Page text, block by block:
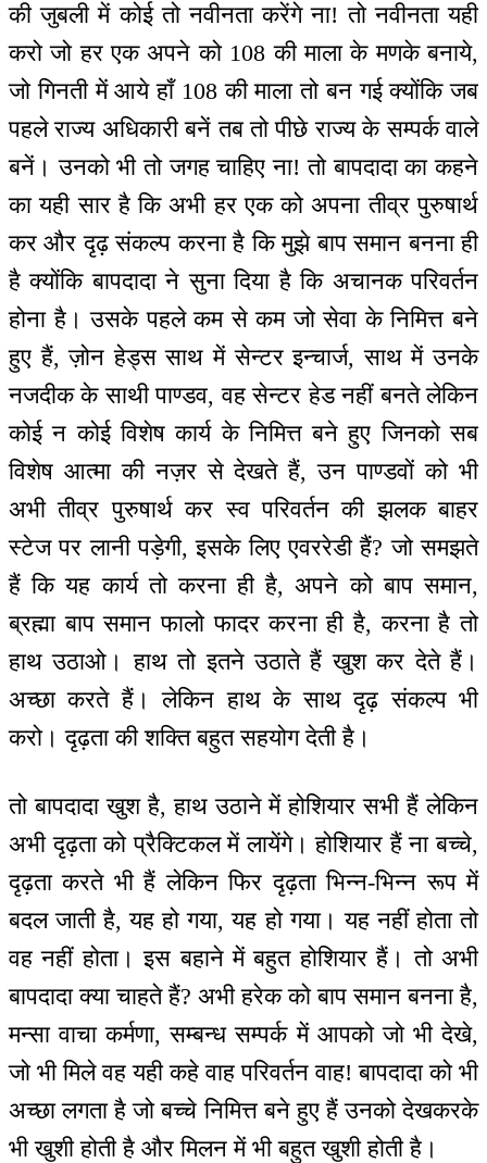
की जुबली में कोई तो नवीनता करेंगे ना! तो नवीनता यही
करो जो हर एक अपने को 108 की माला के मणके बनाये,
जो गिनती में आये हाँ 108 की माला तो बन गई क्योंकि जब
पहले राज्य अधिकारी बनें तब तो पीछे राज्य के सम्पर्क वाले
बनें। उनको भी तो जगह चाहिए ना! तो बापदादा का कहने
का यही सार है कि अभी हर एक को अपना तीव्र पुरुषार्थ
कर और दृढ़ संकल्प करना है कि मुझे बाप समान बनना ही
है क्योंकि बापदादा ने सुना दिया है कि अचानक परिवर्तन
होना है। उसके पहले कम से कम जो सेवा के निमित्त बने
हुए हैं, ज़ोन हेड्स साथ में सेन्टर इन्चार्ज, साथ में उनके
नजदीक के साथी पाण्डव, वह सेन्टर हेड नहीं बनते लेकिन
कोई न कोई विशेष कार्य के निमित्त बने हुए जिनको सब
विशेष आत्मा की नज़र से देखते हैं, उन पाण्डवों को भी
अभी तीव्र पुरुषार्थ कर स्व परिवर्तन की झलक बाहर
स्टेज पर लानी पड़ेगी, इसके लिए एवररेडी हैं? जो समझते
हैं कि यह कार्य तो करना ही है, अपने को बाप समान,
ब्रह्मा बाप समान फालो फादर करना ही है, करना है तो
हाथ उठाओ। हाथ तो इतने उठाते हैं खुश कर देते हैं।
अच्छा करते हैं। लेकिन हाथ के साथ दृढ़ संकल्प भी
करो। दृढ़ता की शक्ति बहुत सहयोग देती है।
तो बापदादा खुश है, हाथ उठाने में होशियार सभी हैं लेकिन
अभी दृढ़ता को प्रैक्टिकल में लायेंगे। होशियार हैं ना बच्चे,
दृढ़ता करते भी हैं लेकिन फिर दृढ़ता भिन्न-भिन्न रूप में
बदल जाती है, यह हो गया, यह हो गया। यह नहीं होता तो
वह नहीं होता। इस बहाने में बहुत होशियार हैं। तो अभी
बापदादा क्या चाहते हैं? अभी हरेक को बाप समान बनना है,
मन्सा वाचा कर्मणा, सम्बन्ध सम्पर्क में आपको जो भी देखे,
जो भी मिले वह यही कहे वाह परिवर्तन वाह! बापदादा को भी
अच्छा लगता है जो बच्चे निमित्त बने हुए हैं उनको देखकरके
भी खुशी होती है और मिलन में भी बहुत खुशी होती है।